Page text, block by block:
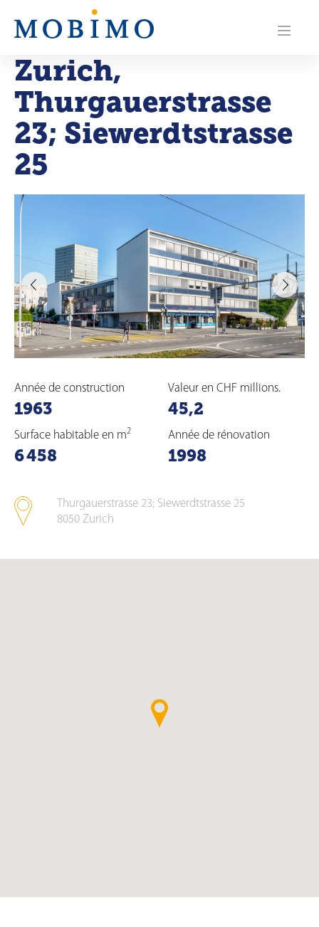
N
a
v
i
g
a
i
n
Zurich,
Thurgauerstrasse
23; Siewerdtstrasse
25
Année de construction
1963
Valeur en CHF millions.
45,2
Surface habitable en m2
6 458
Année de rénovation
1998
Thurgauerstrasse 23; Siewerdtstrasse 25
8050 Zurich